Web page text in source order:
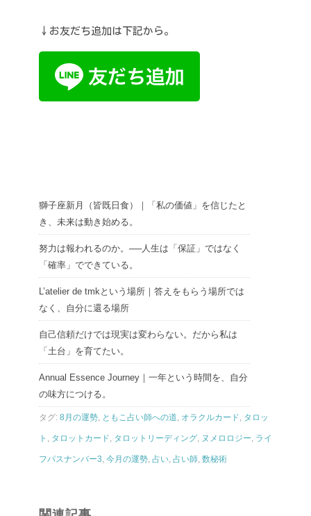
↓お友だち追加は下記から。
獅子座新月（皆既日食）｜「私の価値」を信じたと
き、未来は動き始める。
努力は報われるのか。──人生は「保証」ではなく
「確率」でできている。
L’atelier de tmkという場所｜答えをもらう場所では
なく、自分に還る場所
自己信頼だけでは現実は変わらない。だから私は
「土台」を育てたい。
Annual Essence Journey｜一年という時間を、自分
の味方につける。
タグ: 8月の運勢, ともこ占い師への道, オラクルカード, タロッ
ト , タロットカード, タロットリーディング, ヌメロロジー, ライ
フパスナンバー3, 今月の運勢, 占い, 占い師, 数秘術